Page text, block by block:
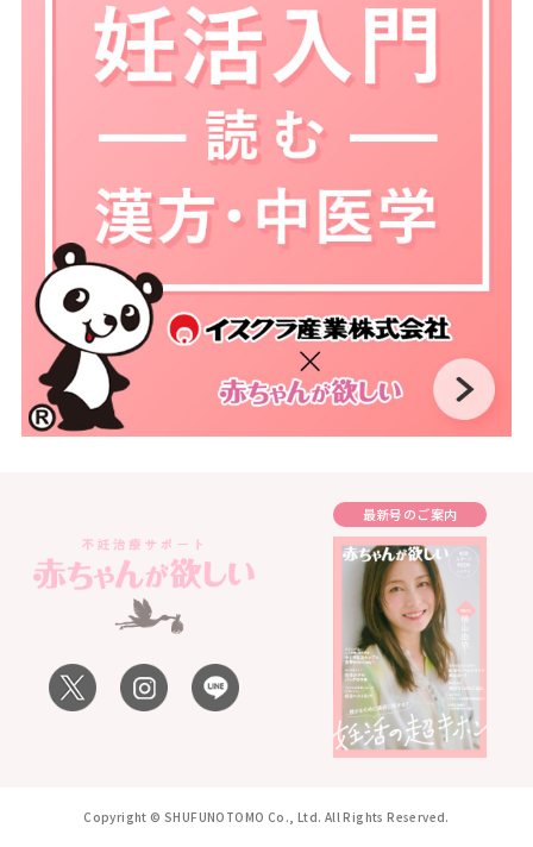
最新号のご案内
Copyright © SHUFUNOTOMO Co., Ltd. All Rights Reserved.